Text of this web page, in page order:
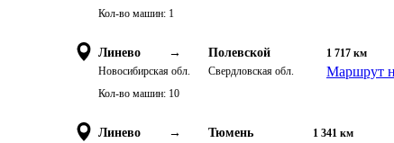
Кол-во машин: 1
Линево →
Новосибирская обл.
Полевской
Свердловская обл.
1 717 км
Маршрут
Кол-во машин: 10
Линево → Тюмень 1 341 км